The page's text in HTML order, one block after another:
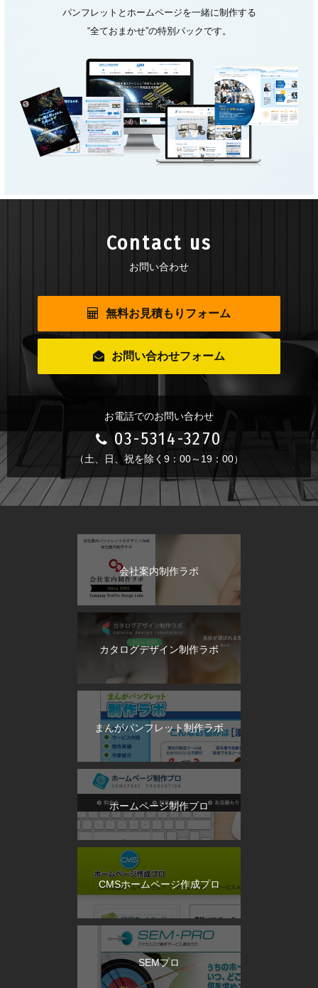
パンフレットとホームページを一緒に制作する
“全ておまかせ”の特別パックです。
Contact us
お問い合わせ
無料お見積もりフォーム
お問い合わせフォーム
お電話でのお問い合わせ
03-5314-3270
（土、日、祝を除く9：00～19：00）
会社案内制作ラボ
カタログデザイン制作ラボ
まんがパンフレット制作ラボ
ホームページ制作プロ
CMSホームページ作成プロ
SEMプロ